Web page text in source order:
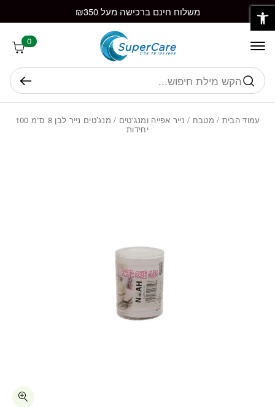
Skip to Content משלוח חינם ברכישה מעל ₪350
0
חיפוש
עמוד הבית / מטבח / נייר אפייה ומנג'טים / מנג’טים נייר לבן 8 ס”מ 100
יחידות
בחזרה למעלה
פתח סרגל נגישות